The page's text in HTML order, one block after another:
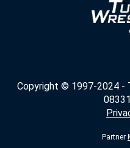
Copyright © 1997-2024 -
Partner